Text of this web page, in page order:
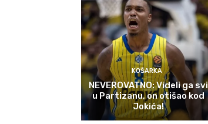
KOŠARKA
NEVEROVATNO: Videli ga svi
u Partizanu, on otišao kod
Jokića!